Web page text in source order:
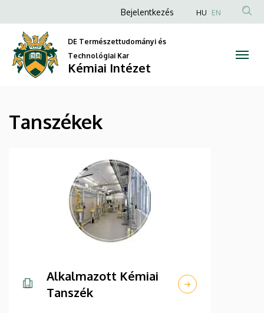
Kémiai
Intézet
a
tartalomra
Anonim
fiók
menüje
Bejelentkezés HU EN
DE Természettudományi és
Technológiai Kar
Kémiai Intézet
Tanszékek
Alkalmazott Kémiai
Tanszék